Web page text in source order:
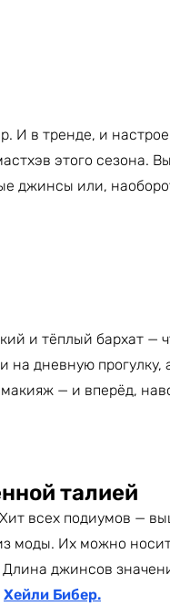
И в тренде, и
этого сезона.
джинсы или,
и тёплый бархат —
на дневную прогулку,
— и вперёд,
талией
всех подиумов —
моды. Их можно
джинсов
Хейли Бибер.